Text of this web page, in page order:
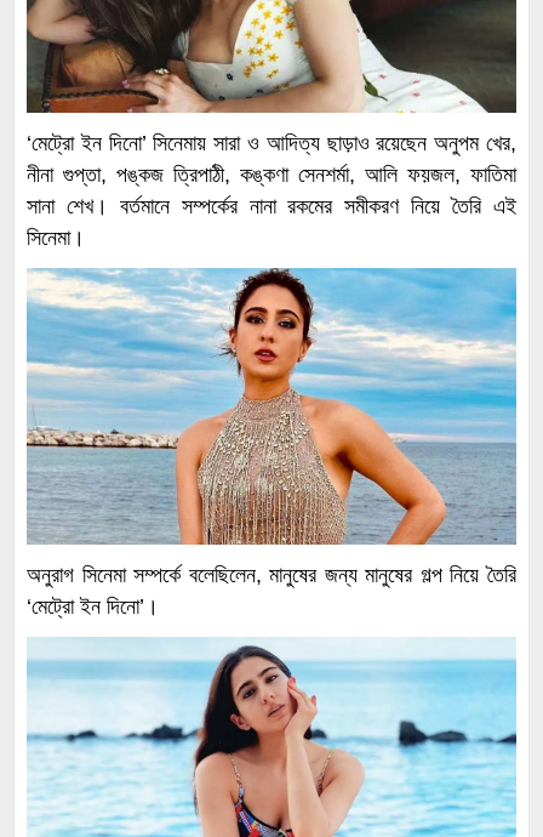
‘মেট্রো ইন দিনো’ সিনেমায় সারা ও আদিত্য ছাড়াও রয়েছেন অনুপম খের,
নীনা গুপ্তা, পঙ্কজ ত্রিপাঠী, কঙ্কণা সেনশর্মা, আলি ফয়জল, ফাতিমা
সানা শেখ। বর্তমানে সম্পর্কের নানা রকমের সমীকরণ নিয়ে তৈরি এই
সিনেমা।
অনুরাগ সিনেমা সম্পর্কে বলেছিলেন, মানুষের জন্য মানুষের গল্প নিয়ে তৈরি
‘মেট্রো ইন দিনো’।